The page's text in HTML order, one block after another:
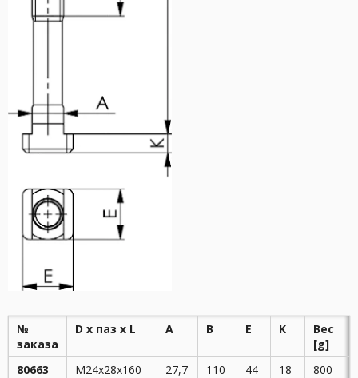
№
заказа
D x паз x L A B E K
Вес
[g]
80663
M24x28x160 27,7 110 44 18
800